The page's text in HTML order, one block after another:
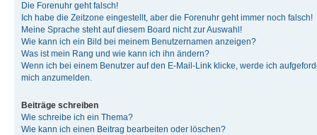
Die Forenuhr geht falsch!
Ich habe die Zeitzone eingestellt, aber die Forenuhr geht immer noch falsch!
Meine Sprache steht auf diesem Board nicht zur Auswahl!
Wie kann ich ein Bild bei meinem Benutzernamen anzeigen?
Was ist mein Rang und wie kann ich ihn ändern?
Wenn ich bei einem Benutzer auf den E-Mail-Link klicke, werde ich
mich anzumelden.
Beiträge schreiben
Wie schreibe ich ein Thema?
Wie kann ich einen Beitrag bearbeiten oder löschen?